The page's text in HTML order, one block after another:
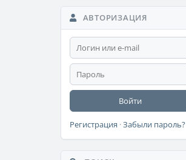
АВТОРИЗАЦИЯ
Войти
Регистрация ·Забыли пароль?